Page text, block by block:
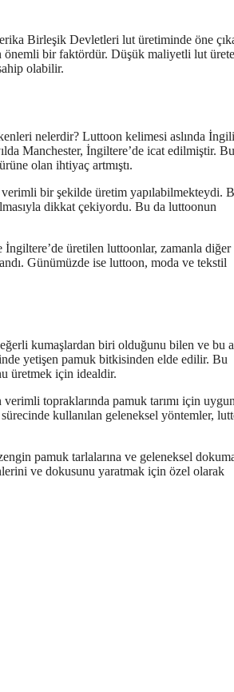
Birleşik Devletleri lut üretiminde öne
önemli bir faktördür. Düşük maliyetli lut
olabilir.
nelerdir? Luttoon kelimesi aslında
Manchester, İngiltere’de icat edilmiştir. Bu
olan ihtiyaç artmıştı.
bir şekilde üretim yapılabilmekteydi.
dikkat çekiyordu. Bu da luttoonun
üretilen luttoonlar, zamanla diğer
Günümüzde ise luttoon, moda ve tekstil
kumaşlardan biri olduğunu bilen ve bu
yetişen pamuk bitkisinden elde edilir. Bu
üretmek için idealdir.
topraklarında pamuk tarımı için
kullanılan geleneksel yöntemler,
pamuk tarlalarına ve geleneksel
ve dokusunu yaratmak için özel olarak